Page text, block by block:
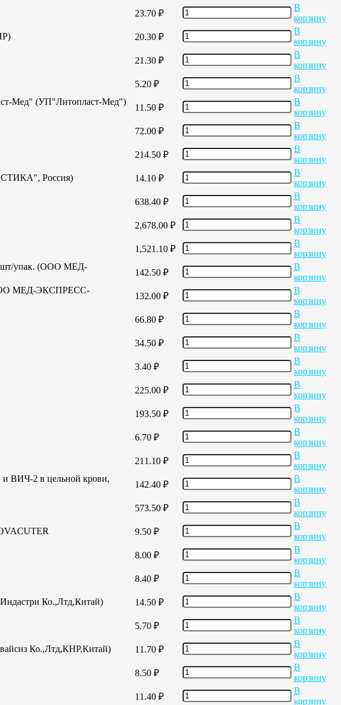
23.70 ₽
В
корзину
20.30 ₽
В
корзину
21.30 ₽
В
корзину
5.20 ₽
В
корзину
Мед" (УП"Литопласт-Мед")
11.50 ₽
В
корзину
72.00 ₽
В
корзину
214.50 ₽
В
корзину
Россия)
14.10 ₽
В
корзину
638.40 ₽
В
корзину
2,678.00 ₽
В
корзину
1,521.10 ₽
В
корзину
упак. (ООО МЕД-
142.50 ₽
В
корзину
(ООО МЕД-ЭКСПРЕСС-
132.00 ₽
В
корзину
66.80 ₽
В
корзину
34.50 ₽
В
корзину
3.40 ₽
В
корзину
225.00 ₽
В
корзину
193.50 ₽
В
корзину
6.70 ₽
В
корзину
211.10 ₽
В
корзину
и ВИЧ-2 в цельной крови,
142.40 ₽
В
корзину
573.50 ₽
В
корзину
9.50 ₽
В
корзину
8.00 ₽
В
корзину
8.40 ₽
В
корзину
Индастри Ко.,Лтд,Китай)
14.50 ₽
В
корзину
5.70 ₽
В
корзину
Ко.,Лтд,КНР,Китай)
11.70 ₽
В
корзину
8.50 ₽
В
корзину
11.40 ₽
В
корзину